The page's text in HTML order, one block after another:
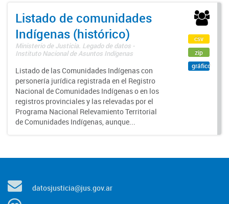
Listado de comunidades
Indígenas (histórico)
Ministerio de Justicia. Legado de datos -
Instituto Nacional de Asuntos Indígenas
Listado de las Comunidades Indígenas con
personería jurídica registrada en el Registro
Nacional de Comunidades Indígenas o en los
registros provinciales y las relevadas por el
Programa Nacional Relevamiento Territorial
de Comunidades Indígenas, aunque...
csv
zip
gráfico
datosjusticia@jus.gov.ar